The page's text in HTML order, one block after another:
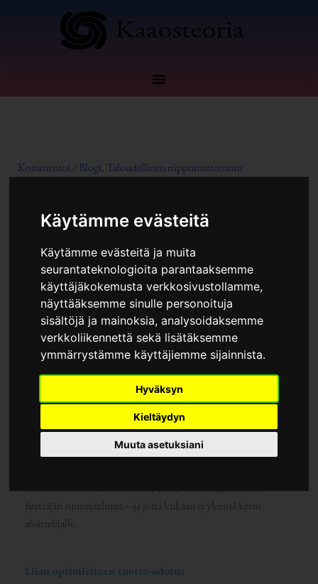
Käytämme evästeitä
Käytämme evästeitä ja muita
seurantateknologioita parantaaksemme
käyttäjäkokemusta verkkosivustollamme,
näyttääksemme sinulle personoituja
sisältöjä ja mainoksia, analysoidaksemme
verkkoliikennettä sekä lisätäksemme
ymmärrystämme käyttäjiemme sijainnista.
Hyväksyn
Kieltäydyn
Muuta asetuksiani
Kommentoi / Blogi, Taloudellinen riippumattomuus
Taloudellinen riippumattomuus kuulostaa yksinkertaiselta
yhtälöltä:säästä, sijoita ja elä vapaasti.
Mutta kun matka alkaa, moni huomaa nopeasti, että todellisuus
on monimutkaisempi, henkisesti raskaampi ja täynnä
sudenkuoppia, joita harva mainitsee ääneen.
Tässä viisi vaarallisinta virhettä, jotka voivat kaataa koko
firettäjän suunnitelman – ja joita kukaan ei yleensä kerro
aloittelijalle.
Liian optimistinen tuotto-odotus